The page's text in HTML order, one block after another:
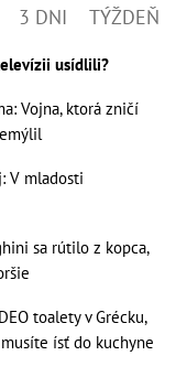
3 DNI TÝŽDEŇ
usídlili?
Vojna, ktorá zničí
V mladosti
sa rútilo z kopca,
toalety v Grécku,
ísť do kuchyne